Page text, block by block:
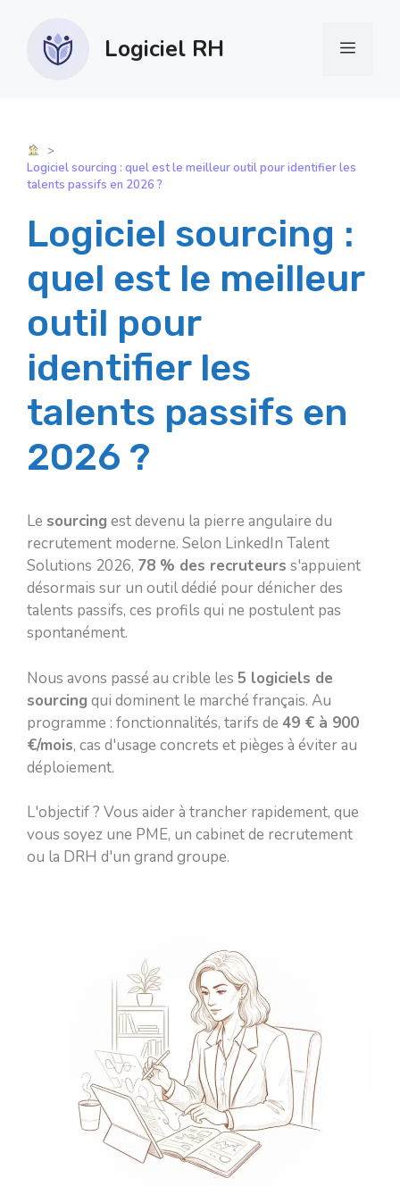
contenu
Logiciel RH Menu
Logiciel sourcing : quel est le meilleur outil pour identifier les
talents passifs en 2026 ?
Logiciel sourcing :
quel est le meilleur
outil pour
identifier les
talents passifs en
2026 ?
Le sourcing est devenu la pierre angulaire du
recrutement moderne. Selon LinkedIn Talent
Solutions 2026, 78 % des recruteurs s'appuient
désormais sur un outil dédié pour dénicher des
talents passifs, ces profils qui ne postulent pas
spontanément.
Nous avons passé au crible les 5 logiciels de
sourcing qui dominent le marché français. Au
programme : fonctionnalités, tarifs de 49 € à 900
€/mois, cas d'usage concrets et pièges à éviter au
déploiement.
L'objectif ? Vous aider à trancher rapidement, que
vous soyez une PME, un cabinet de recrutement
ou la DRH d'un grand groupe.